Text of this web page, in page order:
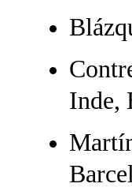
Inde,